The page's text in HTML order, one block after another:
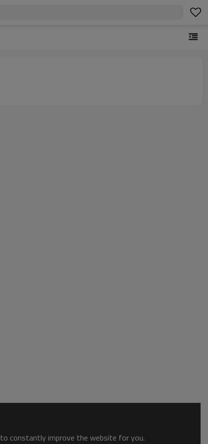
constantly improve the website for you.